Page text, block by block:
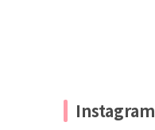
Instagram